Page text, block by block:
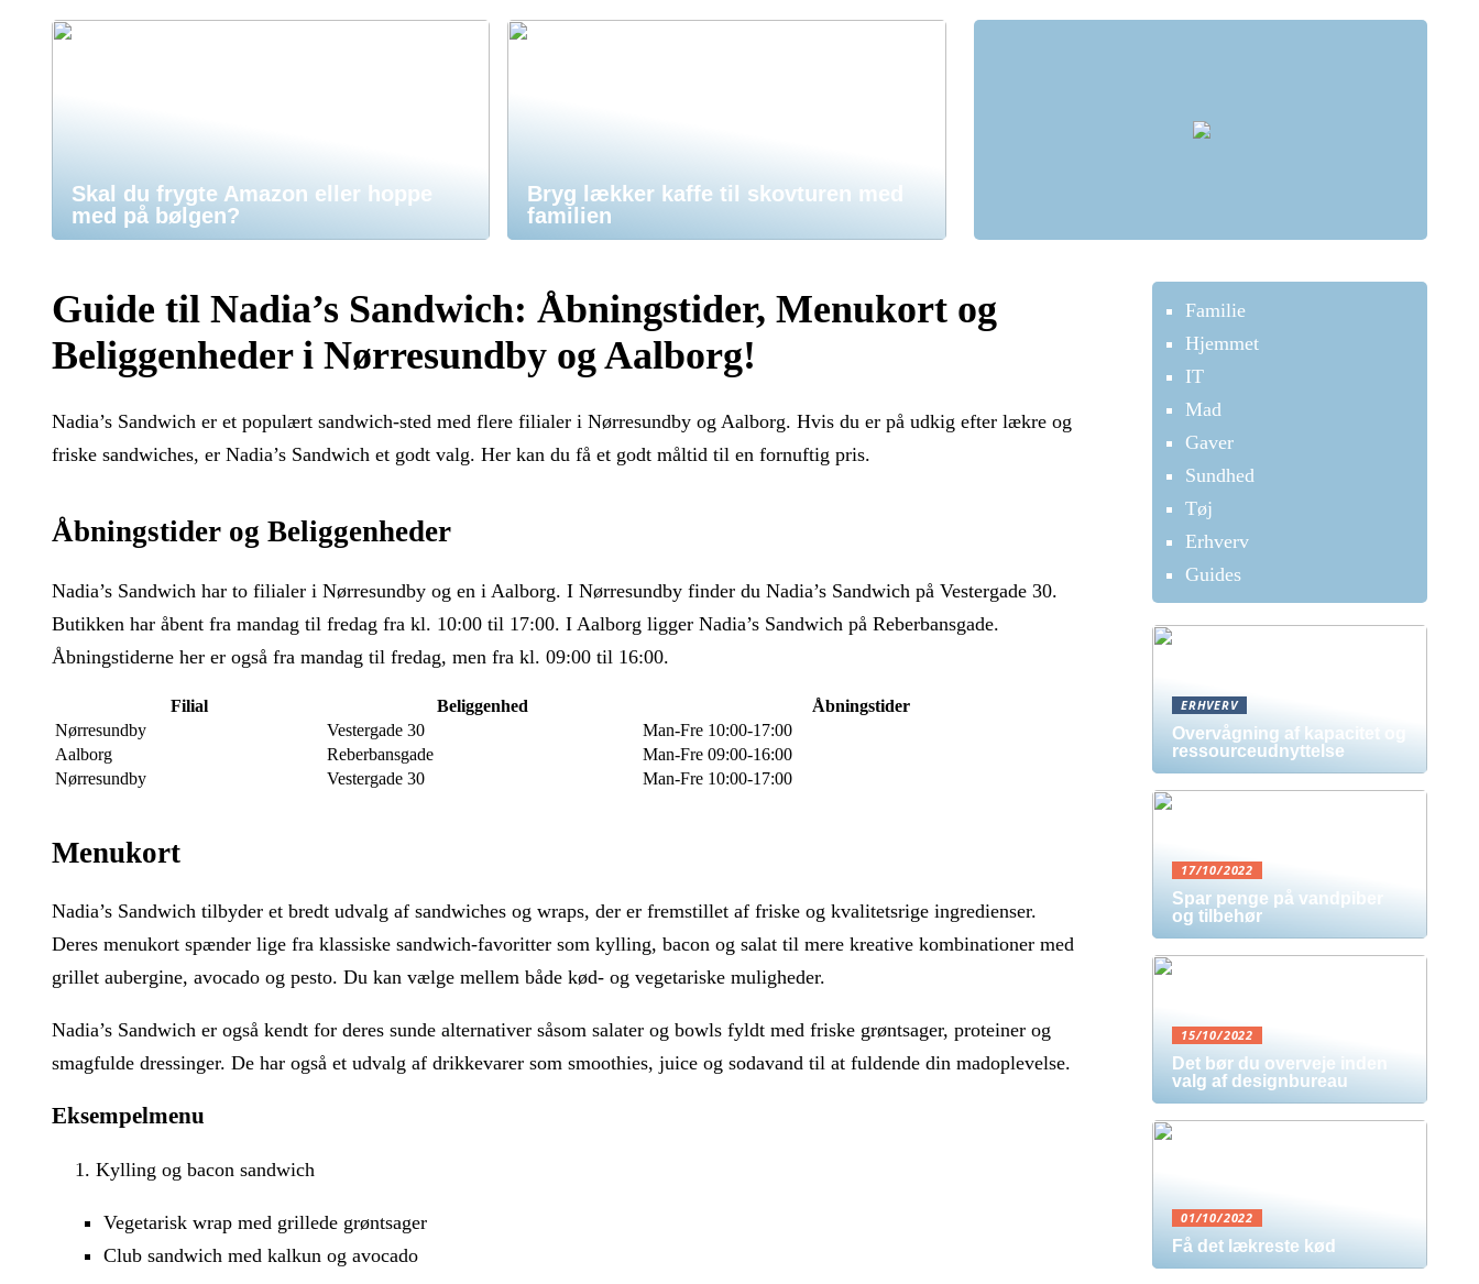
Skal du frygte Amazon eller hoppe
med på bølgen?
Bryg lækker kaffe til skovturen med
familien
Guide til Nadia’s Sandwich: Åbningstider, Menukort og
Beliggenheder i Nørresundby og Aalborg!
Nadia’s Sandwich er et populært sandwich-sted med flere filialer i Nørresundby og Aalborg. Hvis du er på udkig efter lækre og
friske sandwiches, er Nadia’s Sandwich et godt valg. Her kan du få et godt måltid til en fornuftig pris.
Åbningstider og Beliggenheder
Nadia’s Sandwich har to filialer i Nørresundby og en i Aalborg. I Nørresundby finder du Nadia’s Sandwich på Vestergade 30.
Butikken har åbent fra mandag til fredag fra kl. 10:00 til 17:00. I Aalborg ligger Nadia’s Sandwich på Reberbansgade.
Åbningstiderne her er også fra mandag til fredag, men fra kl. 09:00 til 16:00.
Filial Beliggenhed
Åbningstider
Nørresundby
Vestergade 30
Man-Fre 10:00-17:00
Aalborg
Reberbansgade
Man-Fre 09:00-16:00
Nørresundby
Vestergade 30 Man-Fre 10:00-17:00
Menukort
Nadia’s Sandwich tilbyder et bredt udvalg af sandwiches og wraps, der er fremstillet af friske og kvalitetsrige ingredienser.
Deres menukort spænder lige fra klassiske sandwich-favoritter som kylling, bacon og salat til mere kreative kombinationer med
grillet aubergine, avocado og pesto. Du kan vælge mellem både kød- og vegetariske muligheder.
Nadia’s Sandwich er også kendt for deres sunde alternativer såsom salater og bowls fyldt med friske grøntsager, proteiner og
smagfulde dressinger. De har også et udvalg af drikkevarer som smoothies, juice og sodavand til at fuldende din madoplevelse.
Eksempelmenu
Kylling og bacon sandwich
Vegetarisk wrap med grillede grøntsager
Club sandwich med kalkun og avocado
Familie
Hjemmet
IT
Mad
Gaver
Sundhed
Tøj
Erhverv
Guides
ERHVERV
Overvågning af kapacitet og
ressourceudnyttelse
17/10/2022
Spar penge på vandpiber
og tilbehør
15/10/2022
Det bør du overveje inden
valg af designbureau
01/10/2022
Få det lækreste kød